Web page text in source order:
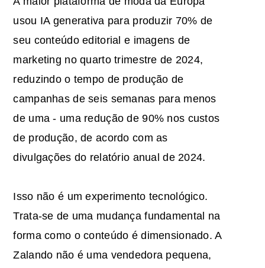
usou IA generativa para produzir 70% de
seu conteúdo editorial e imagens de
marketing no quarto trimestre de 2024,
reduzindo o tempo de produção de
campanhas de seis semanas para menos
de uma - uma redução de 90% nos custos
de produção, de acordo com as
divulgações do relatório anual de 2024.
Isso não é um experimento tecnológico.
Trata-se de uma mudança fundamental na
forma como o conteúdo é dimensionado. A
Zalando não é uma vendedora pequena,